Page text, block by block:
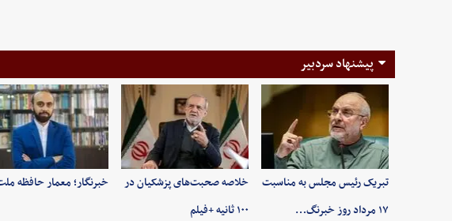
پیشنهاد سردبیر
تبریک رئیس مجلس به مناسبت
۱۷ مرداد روز خبرنگ…
خلاصه صحبت‌های پزشکیان در
۱۰۰ ثانیه +فیلم
خبرنگار؛ معمار حافظه